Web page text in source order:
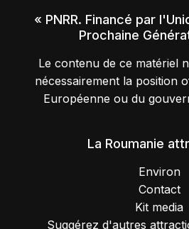
« PNRR. Financé par
Prochaine
Le contenu de ce matériel
nécessairement la position
Européenne ou du
La Roumanie
Environ
Contact
Kit media
Suggérez d'autres